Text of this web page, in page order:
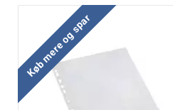
Køb mere og spar